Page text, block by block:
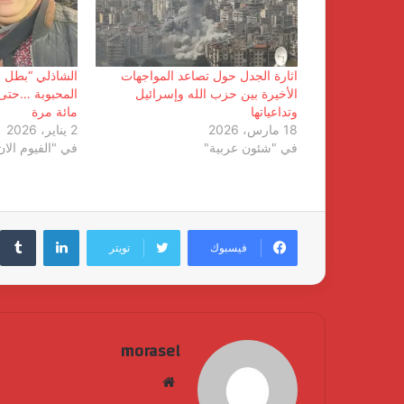
اثارة الجدل حول تصاعد المواجهات
الأخيرة بين حزب الله وإسرائيل
وتداعياتها
18 مارس، 2026
في "شئون عربية"
الشاذلي “بطل
المحبوبة
مائة مرة
2 يناير، 2026
في "الفيوم
فيسبوك تويتر
لينكدإن
morasel